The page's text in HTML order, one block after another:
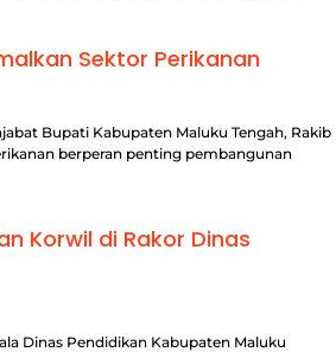
Sektor Perikanan
Bupati Kabupaten Maluku Tengah, Rakib
berperan penting pembangunan
Korwil di Rakor Dinas
Dinas Pendidikan Kabupaten Maluku